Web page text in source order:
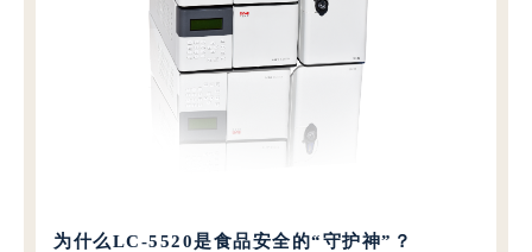
为什么LC-5520是食品安全的“守护神”？